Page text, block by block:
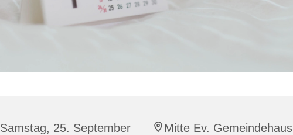
Samstag, 25. September
Mitte Ev. Gemeindehaus